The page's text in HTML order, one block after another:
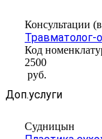
Консультации
Травматолог-
Код
2500
руб.
Доп.услуги
Судницын